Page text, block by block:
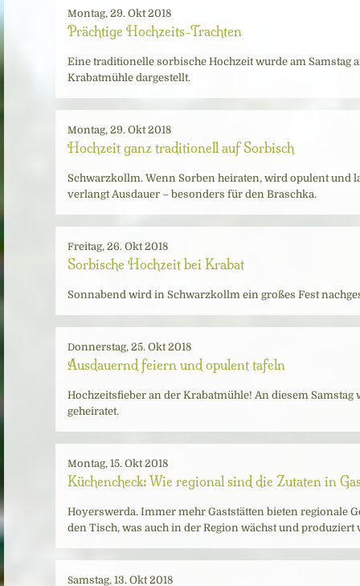
Montag, 29. Okt 2018
Prächtige Hochzeits-Trachten
Eine traditionelle sorbische Hochzeit wurde am Samstag
Krabatmühle dargestellt.
Montag, 29. Okt 2018
Hochzeit ganz traditionell auf Sorbisch
Schwarzkollm. Wenn Sorben heiraten, wird opulent und
verlangt Ausdauer – besonders für den Braschka.
Freitag, 26. Okt 2018
Sorbische Hochzeit bei Krabat
Sonnabend wird in Schwarzkollm ein großes Fest
Donnerstag, 25. Okt 2018
Ausdauernd feiern und opulent tafeln
Hochzeitsfieber an der Krabatmühle! An diesem
geheiratet.
Montag, 15. Okt 2018
Küchencheck: Wie regional sind die Zutaten in
Hoyerswerda. Immer mehr Gaststätten bieten regionale
den Tisch, was auch in der Region wächst und produziert
Samstag, 13. Okt 2018